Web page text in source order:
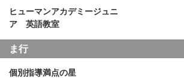
ヒューマンアカデミージュニ
ア 英語教室
ま行
個別指導満点の星